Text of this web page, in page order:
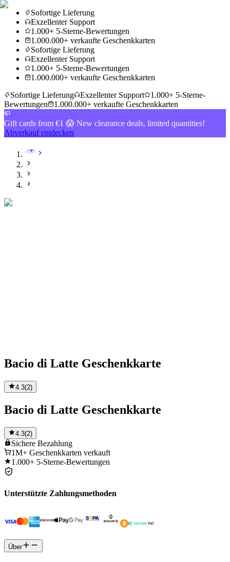
Sofortige Lieferung
Exzellenter Support
1.000+ 5-Sterne-Bewertungen
1.000.000+ verkaufte Geschenkkarten
Sofortige Lieferung
Exzellenter Support
1.000+ 5-Sterne-Bewertungen
1.000.000+ verkaufte Geschenkkarten
Sofortige Lieferung
Exzellenter Support
1.000+ 5-Sterne-
Bewertungen
1.000.000+ verkaufte Geschenkkarten
Gift cards from €1 😱 New clearance deals, limited quantities!
Abverkauf entdecken
Bacio di Latte Geschenkkarte
4.3(2)
Bacio di Latte Geschenkkarte
4.3(2)
Sichere Bezahlung
1M+ Geschenkkarten verkauft
1.000+ 5-Sterne-Bewertungen
Unterstützte Zahlungsmethoden
Über